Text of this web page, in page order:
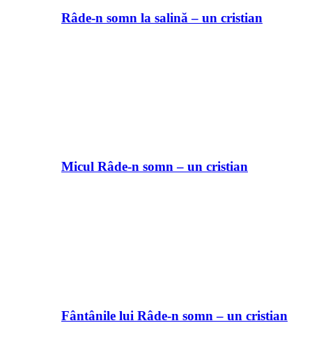
Râde-n somn la salină – un cristian
Micul Râde-n somn – un cristian
Fântânile lui Râde-n somn – un cristian